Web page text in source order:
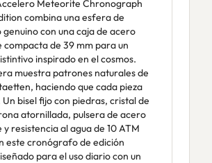
Meteorite Chronograph
combina una esfera de
con una caja de acero
compacta de 39 mm para un
inspirado en el cosmos.
muestra patrones naturales de
haciendo que cada pieza
Un bisel fijo con piedras, cristal de
atornillada, pulsera de acero
y resistencia al agua de 10 ATM
este cronógrafo de edición
para el uso diario con un